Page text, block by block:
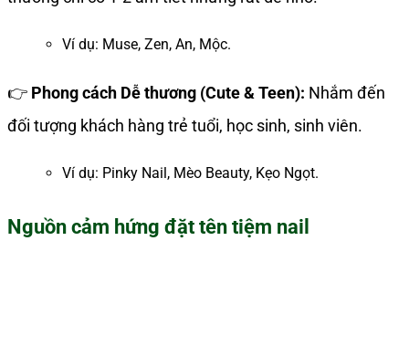
Ví dụ: Muse, Zen, An, Mộc.
👉 Phong cách Dễ thương (Cute & Teen): Nhắm đến
đối tượng khách hàng trẻ tuổi, học sinh, sinh viên.
Ví dụ: Pinky Nail, Mèo Beauty, Kẹo Ngọt.
Nguồn cảm hứng đặt tên tiệm nail